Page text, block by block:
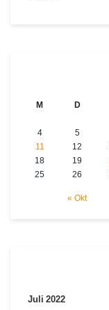
M D
« Okt
4
5
11
12
18
19
25
26
Juli 2022